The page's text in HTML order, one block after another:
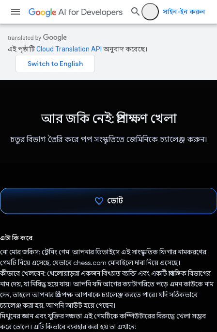
সাইন-ইন করুন
এই পৃষ্ঠাটিCloud Translation API অনুবাদ করেছে।
আর জকি নেই: প্রশিক্ষণ খেলা
চতুর বিভাগ তৈরি করে পপ সংস্কৃতিতে জেমিনিকে চ্যালেঞ্জ করুন।
ভোট
এটা কি করে
নো মোর জকিস: ট্রেনিং গেম' আপনার ডিভাইসে এই সাংস্কৃতিক ফিগার নামকরণের
গেমটি নিয়ে এসেছে, যেভাবে chess.com মোবাইলে দাবা নিয়ে এসেছে।
কীভাবে খেলবেন: খেলোয়াড়রা একজন বিখ্যাত ব্যক্তি এবং একটি প্রাসঙ্গিক বিভাগের
নাম দেয়, যা নিষিদ্ধ হয়ে যায়। আপনি যদি আগের ক্যাটাগরিতে পড়ে এমন কাউকে নাম
দেন, তাহলে আপনার প্রতিপক্ষ আপনাকে চ্যালেঞ্জ করতে পারে। যদি সঠিকভাবে
চ্যালেঞ্জ করা হয়, আপনি আউট হয়ে গেছেন।
মিথুনের জ্ঞান এবং যুক্তির দক্ষতা এই গেমটিকে কম্পিউটারের বিরুদ্ধে খেলা সম্ভব
করে তোলে। এটি কিভাবে ব্যবহার করা হয় তা এখানে: